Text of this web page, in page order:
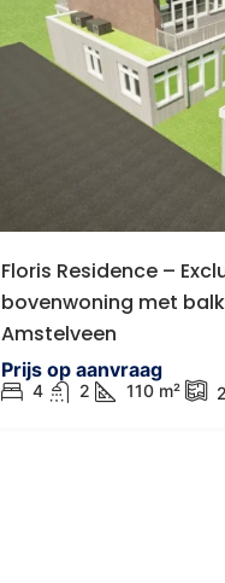
Floris Residence –
bovenwoning met
Amstelveen
Prijs op aanvraag
4 2 110 m²